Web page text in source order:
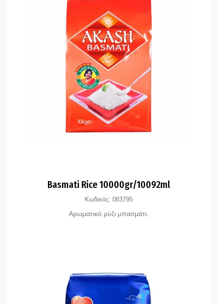
Basmati Rice 10000gr/10092ml
Κωδικός: 083795
Αρωματικό ρύζι μπασμάτι.